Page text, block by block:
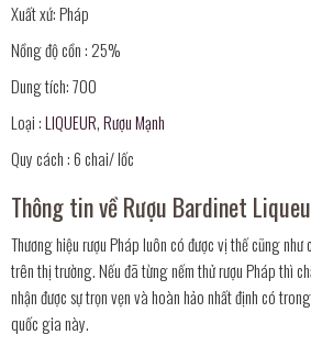
Xuất xứ: Pháp
Nồng độ cồn : 25%
Dung tích: 700
Loại :LIQUEUR,Rượu Mạnh
Quy cách : 6 chai/ lốc
Thông tin về Rượu Bardinet
Thương hiệu rượu Pháp luôn có được vị thế cũng như
trên thị trường. Nếu đã từng nếm thử rượu Pháp thì
nhận được sự trọn vẹn và hoàn hảo nhất định có
quốc gia này.